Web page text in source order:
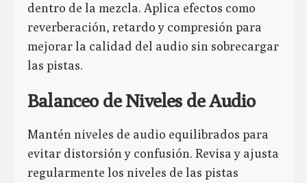
dentro de la mezcla. Aplica efectos como
reverberación, retardo y compresión para
mejorar la calidad del audio sin sobrecargar
las pistas.
Balanceo de Niveles de Audio
Mantén niveles de audio equilibrados para
evitar distorsión y confusión. Revisa y ajusta
regularmente los niveles de las pistas